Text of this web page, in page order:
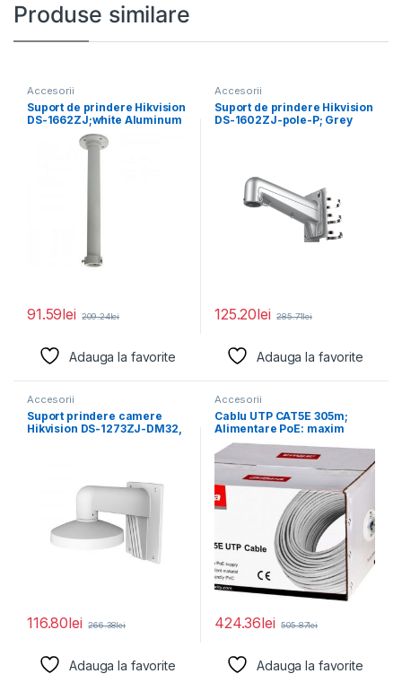
Produse similare
Accesorii
Suport de prindere Hikvision
DS-1662ZJ;white Aluminum
alloy Φ116.5×500mm
91.59lei 209.24lei
Adauga la favorite
Accesorii
Suport de prindere Hikvision
DS-1602ZJ-pole-P; Grey
125.20lei 285.71lei
Adauga la favorite
Accesorii
Suport prindere camere
Hikvision DS-1273ZJ-DM32,
116.80lei 266.38lei
Adauga la favorite
Accesorii
Cablu UTP CAT5E 305m;
Alimentare PoE: maxim
160m, conductor: 0.45*
424.36lei 505.87lei
Adauga la favorite